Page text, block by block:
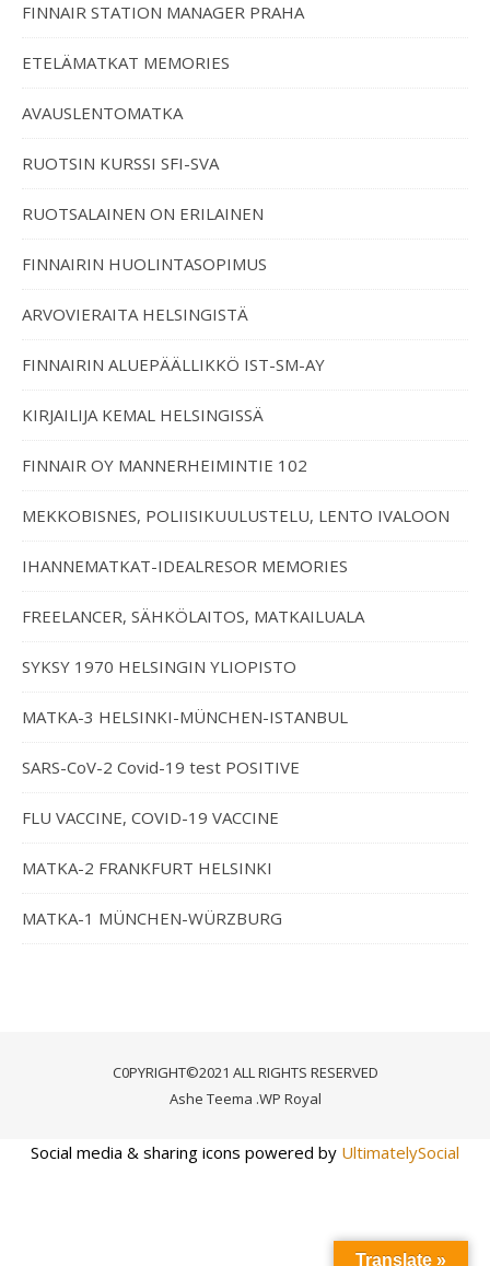
FINNAIR STATION MANAGER PRAHA
ETELÄMATKAT MEMORIES
AVAUSLENTOMATKA
RUOTSIN KURSSI SFI-SVA
RUOTSALAINEN ON ERILAINEN
FINNAIRIN HUOLINTASOPIMUS
ARVOVIERAITA HELSINGISTÄ
FINNAIRIN ALUEPÄÄLLIKKÖ IST-SM-AY
KIRJAILIJA KEMAL HELSINGISSÄ
FINNAIR OY MANNERHEIMINTIE 102
MEKKOBISNES, POLIISIKUULUSTELU, LENTO IVALOON
IHANNEMATKAT-IDEALRESOR MEMORIES
FREELANCER, SÄHKÖLAITOS, MATKAILUALA
SYKSY 1970 HELSINGIN YLIOPISTO
MATKA-3 HELSINKI-MÜNCHEN-ISTANBUL
SARS-CoV-2 Covid-19 test POSITIVE
FLU VACCINE, COVID-19 VACCINE
MATKA-2 FRANKFURT HELSINKI
MATKA-1 MÜNCHEN-WÜRZBURG
C0PYRIGHT©2021 ALL RIGHTS RESERVED
Ashe Teema .WP Royal
Translate »
Social media & sharing icons powered by UltimatelySocial